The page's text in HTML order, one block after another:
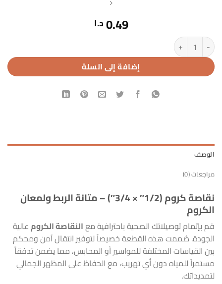
0.49د.ا
كمية نقاصة كروم 1/2" × 3/4" صيني
إضافة إلى السلة
الوصف
مراجعات (0)
نقاصة كروم (1/2″ × 3/4″) – متانة الربط ولمعان
الكروم
قم بإتمام توصيلاتك الصحية باحترافية معالنقاصة الكرومعالية
الجودة. صُممت هذه القطعة خصيصاً لتوفير انتقال آمن ومحكم
بين القياسات المختلفة للمواسير أو المحابس، مما يضمن تدفقاً
مستمراً للمياه دون أي تهريب، مع الحفاظ على المظهر الجمالي
لتمديداتك.